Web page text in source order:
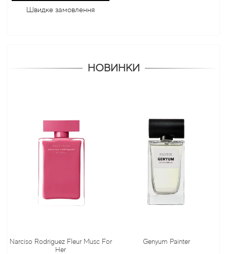
Швидке замовлення
НОВИНКИ
Narciso Rodriguez Fleur Musc For
Her
Genyum Painter